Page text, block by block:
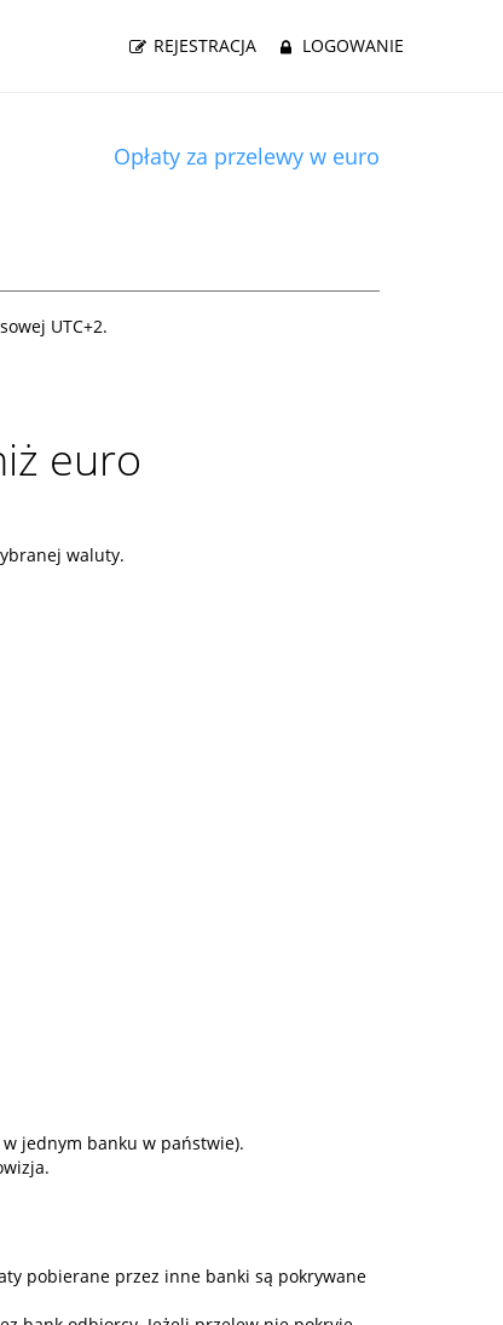
REJESTRACJA LOGOWANIE
Opłaty za przelewy w euro
UTC+2.
euro
waluty.
jednym banku w państwie).
pobierane przez inne banki są pokrywane